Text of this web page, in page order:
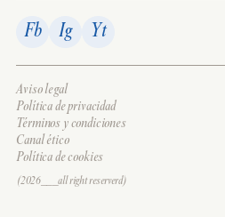
Fb Ig Yt
Aviso legal
Política de privacidad
Términos y condiciones
Canal ético
Política de cookies
(2026___all right reserverd)